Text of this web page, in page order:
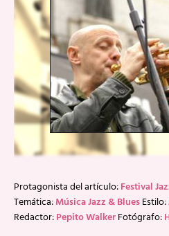
Protagonista del artículo:Festival
Temática:Música Jazz & BluesEstilo:
Redactor:Pepito WalkerFotógrafo: